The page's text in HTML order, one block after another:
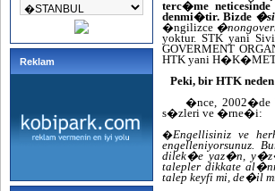
Reklam
terc�me
denmi�tir. Bizde
�ngilizce
yoktur. STK yani
GOVERMENT
HTK yani
Peki, bir HTK
�nce, 2002�de
s�zleri ve �rne�i:
�Engellisiniz ve
engelleniyorsunuz.
dilek�e yaz�n,
talepler dikkate
talep keyfi mi, de�il